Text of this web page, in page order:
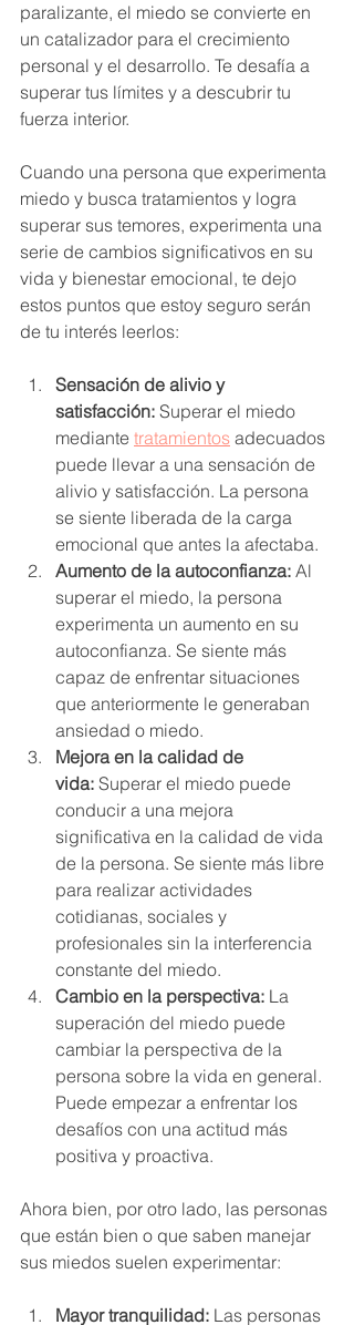
paralizante, el miedo se convierte en
un catalizador para el crecimiento
personal y el desarrollo. Te desafía a
superar tus límites y a descubrir tu
fuerza interior.
Cuando una persona que experimenta
miedo y busca tratamientos y logra
superar sus temores, experimenta una
serie de cambios significativos en su
vida y bienestar emocional, te dejo
estos puntos que estoy seguro serán
de tu interés leerlos:
Sensación de alivio y
satisfacción: Superar el miedo
mediante tratamientos adecuados
puede llevar a una sensación de
alivio y satisfacción. La persona
se siente liberada de la carga
emocional que antes la afectaba.
Aumento de la autoconfianza: Al
superar el miedo, la persona
experimenta un aumento en su
autoconfianza. Se siente más
capaz de enfrentar situaciones
que anteriormente le generaban
ansiedad o miedo.
Mejora en la calidad de
vida: Superar el miedo puede
conducir a una mejora
significativa en la calidad de vida
de la persona. Se siente más libre
para realizar actividades
cotidianas, sociales y
profesionales sin la interferencia
constante del miedo.
Cambio en la perspectiva: La
superación del miedo puede
cambiar la perspectiva de la
persona sobre la vida en general.
Puede empezar a enfrentar los
desafíos con una actitud más
positiva y proactiva.
Ahora bien, por otro lado, las personas
que están bien o que saben manejar
sus miedos suelen experimentar:
Mayor tranquilidad: Las personas